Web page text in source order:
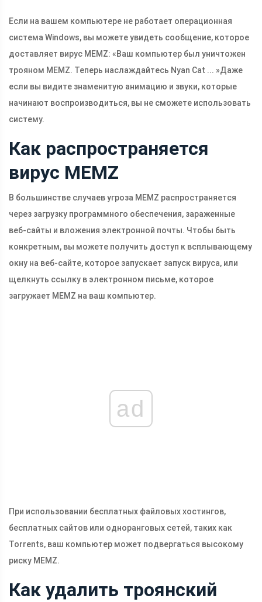
Если на вашем компьютере не работает операционная
система Windows, вы можете увидеть сообщение, которое
доставляет вирус MEMZ: «Ваш компьютер был уничтожен
трояном MEMZ. Теперь наслаждайтесь Nyan Cat ... »Даже
если вы видите знаменитую анимацию и звуки, которые
начинают воспроизводиться, вы не сможете использовать
систему.
Как распространяется
вирус MEMZ
В большинстве случаев угроза MEMZ распространяется
через загрузку программного обеспечения, зараженные
веб-сайты и вложения электронной почты. Чтобы быть
конкретным, вы можете получить доступ к всплывающему
окну на веб-сайте, которое запускает запуск вируса, или
щелкнуть ссылку в электронном письме, которое
загружает MEMZ на ваш компьютер.
ad
При использовании бесплатных файловых хостингов,
бесплатных сайтов или одноранговых сетей, таких как
Torrents, ваш компьютер может подвергаться высокому
риску MEMZ.
Как удалить троянский